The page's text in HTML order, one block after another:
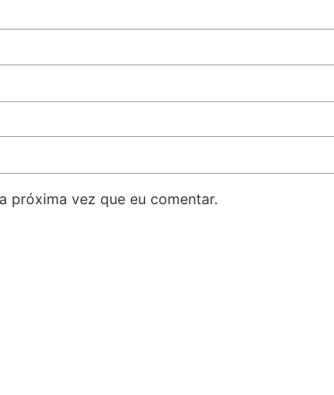
próxima vez que eu comentar.